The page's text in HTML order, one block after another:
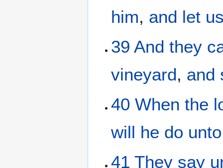
him, and let
39 And they
vineyard, and
40 When the
will he do
41 They say